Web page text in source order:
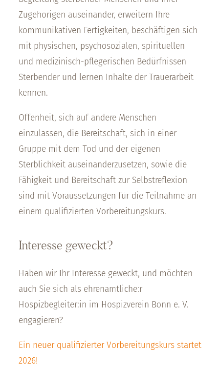
Zugehörigen auseinander, erweitern Ihre
kommunikativen Fertigkeiten, beschäftigen sich
mit physischen, psychosozialen, spirituellen
und medizinisch-pflegerischen Bedürfnissen
Sterbender und lernen Inhalte der Trauerarbeit
kennen.
Offenheit, sich auf andere Menschen
einzulassen, die Bereitschaft, sich in einer
Gruppe mit dem Tod und der eigenen
Sterblichkeit auseinanderzusetzen, sowie die
Fähigkeit und Bereitschaft zur Selbstreflexion
sind mit Voraussetzungen für die Teilnahme an
einem qualifizierten Vorbereitungskurs.
Interesse geweckt?
Haben wir Ihr Interesse geweckt, und möchten
auch Sie sich als ehrenamtliche:r
Hospizbegleiter:in im Hospizverein Bonn e. V.
engagieren?
Ein neuer qualifizierter Vorbereitungskurs startet
2026!